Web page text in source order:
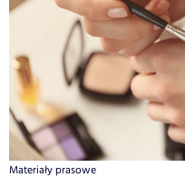
Materiały prasowe